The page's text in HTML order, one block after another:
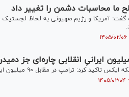
ما محاسبات دشمن را تغییر داد
گفت: آمریکا و رژیم صهیونی به لحاظ
۹۰ میلیون ایرانیِ انقلابی چاره‌ای جز دمیدن بر تفرقه ندارد.